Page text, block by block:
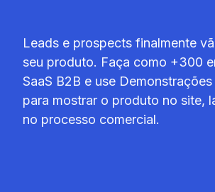
Leads e prospects finalmente
seu produto. Faça como +300
SaaS B2B e use
para mostrar o produto no site,
no processo comercial.